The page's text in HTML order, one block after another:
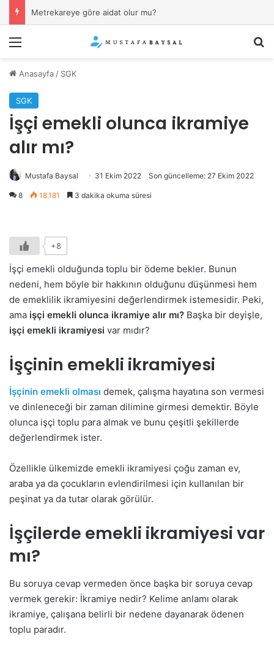
Menü
Anasayfa / SGK
SGK
İşçi emekli olunca ikramiye
alır mı?
Mustafa Baysal 31 Ekim 2022 Son güncelleme: 27 Ekim 2022
8 18.181 3 dakika okuma süresi
+8
İşçi emekli olduğunda toplu bir ödeme bekler. Bunun
nedeni, hem böyle bir hakkının olduğunu düşünmesi hem
de emeklilik ikramiyesini değerlendirmek istemesidir. Peki,
ama işçi emekli olunca ikramiye alır mı? Başka bir deyişle,
işçi emekli ikramiyesi var mıdır?
İşçinin emekli ikramiyesi
İşçinin emekli olması demek, çalışma hayatına son vermesi
ve dinleneceği bir zaman dilimine girmesi demektir. Böyle
olunca işçi toplu para almak ve bunu çeşitli şekillerde
değerlendirmek ister.
Özellikle ülkemizde emekli ikramiyesi çoğu zaman ev,
araba ya da çocukların evlendirilmesi için kullanılan bir
peşinat ya da tutar olarak görülür.
İşçilerde emekli ikramiyesi var
mı?
Bu soruya cevap vermeden önce başka bir soruya cevap
vermek gerekir: İkramiye nedir? Kelime anlamı olarak
ikramiye, çalışana belirli bir nedene dayanarak ödenen
toplu paradır.